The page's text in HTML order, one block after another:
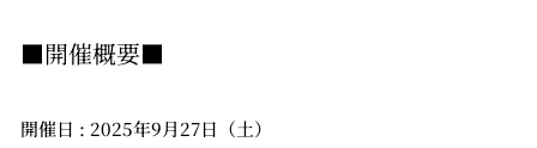
■開催概要■
開催日 : 2025年9月27日（土）